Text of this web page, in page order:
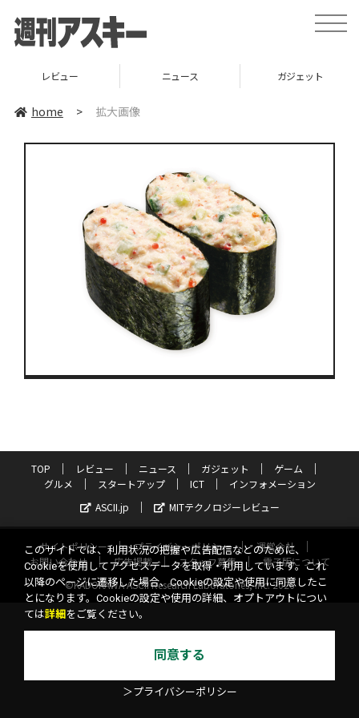
toggle
レビュー ニュース ガジェット
home > 拡大画像
TOP レビュー ニュース ガジェット
ゲーム
グルメ
スタートアップ ICT
インフォメーション
ASCII.jp
MITテクノロジーレビュー
サイトポリシー プライバシーポリシー
運営会社
お問い合わせ
広告掲載 スタッフ募集
電子版について
©KADOKAWA ASCII Research Laboratories, Inc. 2026
このサイトでは、利用状況の把握や広告配信などのために、
Cookieを使用してアクセスデータを取得・利用しています。これ
以降のページに遷移した場合、Cookieの設定や使用に同意したこ
とになります。Cookieの設定や使用の詳細、オプトアウトについ
ては詳細 をご覧ください。
同意する
＞プライバシーポリシー